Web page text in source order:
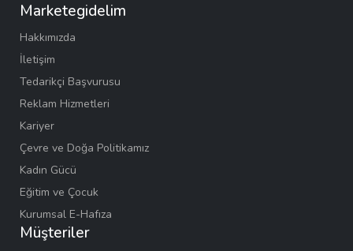
Marketegidelim
Hakkımızda
İletişim
Tedarikçi Başvurusu
Reklam Hizmetleri
Kariyer
Çevre ve Doğa Politikamız
Kadın Gücü
Eğitim ve Çocuk
Kurumsal E-Hafıza
Müşteriler